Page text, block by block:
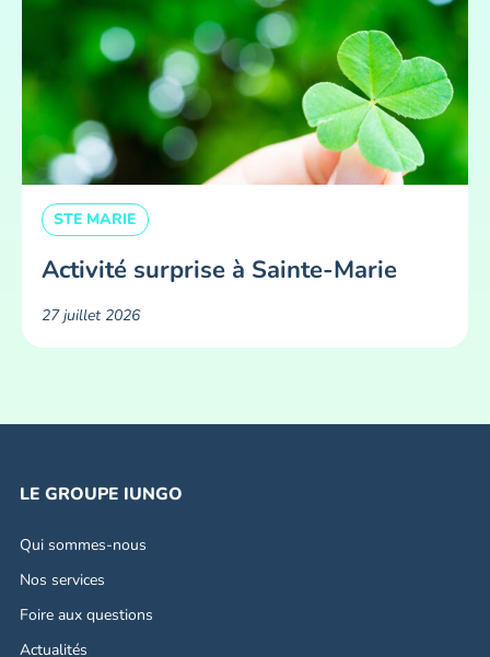
STE MARIE
Activité surprise à Sainte-Marie
27 juillet 2026
LE GROUPE IUNGO
Qui sommes-nous
Nos services
Foire aux questions
Actualités